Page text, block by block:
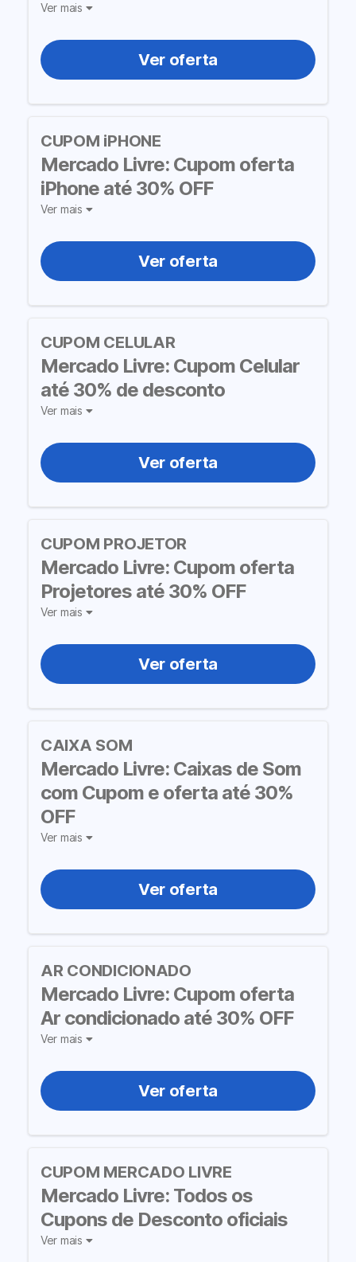
Ver mais
Ver oferta
CUPOM iPHONE
Mercado Livre: Cupom oferta
iPhone até 30% OFF
Ver mais
Ver oferta
CUPOM CELULAR
Mercado Livre: Cupom Celular
até 30% de desconto
Ver mais
Ver oferta
CUPOM PROJETOR
Mercado Livre: Cupom oferta
Projetores até 30% OFF
Ver mais
Ver oferta
CAIXA SOM
Mercado Livre: Caixas de Som
com Cupom e oferta até 30%
OFF
Ver mais
Ver oferta
AR CONDICIONADO
Mercado Livre: Cupom oferta
Ar condicionado até 30% OFF
Ver mais
Ver oferta
CUPOM MERCADO LIVRE
Mercado Livre: Todos os
Cupons de Desconto oficiais
Ver mais